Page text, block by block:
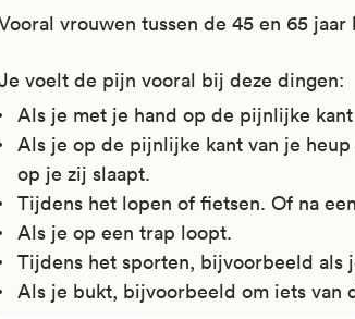
vrouwen tussen de 45 en 65
voelt de pijn vooral bij deze dingen:
Als je met je hand op de pijnlijke
Als je op de pijnlijke kant van je
op je zij slaapt.
Tijdens het lopen of fietsen. Of na
Als je op een trap loopt.
Tijdens het sporten, bijvoorbeeld als
Als je bukt, bijvoorbeeld om iets van